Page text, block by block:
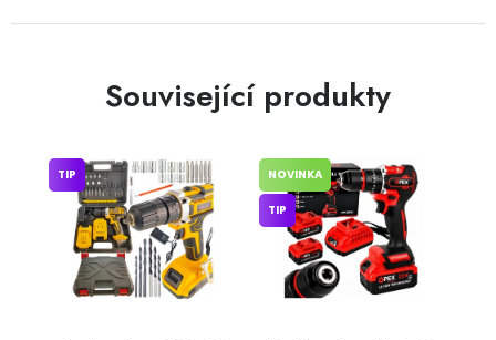
Související produkty
TIP NOVINKA
TIP